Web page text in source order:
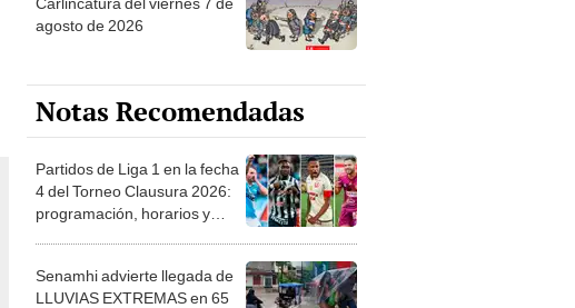
agosto de 2026
Notas Recomendadas
Partidos de Liga 1 en la fecha
4 del Torneo Clausura 2026:
programación, horarios y
Senamhi advierte llegada de
LLUVIAS EXTREMAS en 65